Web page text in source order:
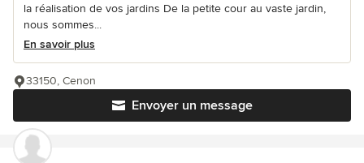
la réalisation de vos jardins De la petite cour au vaste jardin,
nous sommes...
En savoir plus
Envoyer un message
33150, Cenon